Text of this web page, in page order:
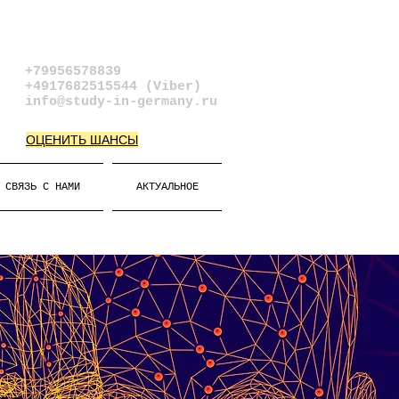
+79956578839​
+4917682515544 (Viber)
info@study-in-germany.ru
ОЦЕНИТЬ ШАНСЫ
СВЯЗЬ С НАМИ АКТУАЛЬНОЕ